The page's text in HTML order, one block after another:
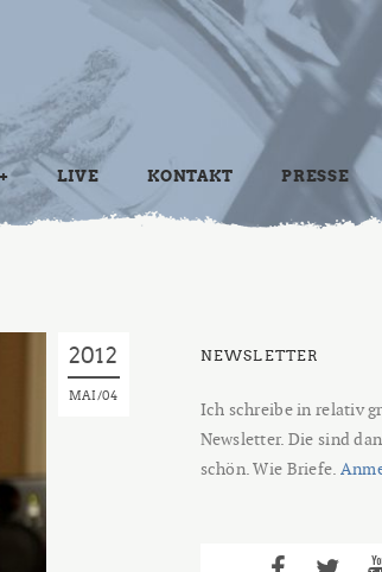
LIVE KONTAKT PRESSE
2012
MAI 04
NEWSLETTER
Ich schreibe in relativ
Newsletter. Die sind
schön. Wie Briefe.